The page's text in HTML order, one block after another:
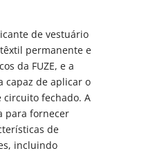
de vestuário
permanente e
da FUZE, e a
capaz de aplicar o
circuito fechado. A
para fornecer
de
incluindo